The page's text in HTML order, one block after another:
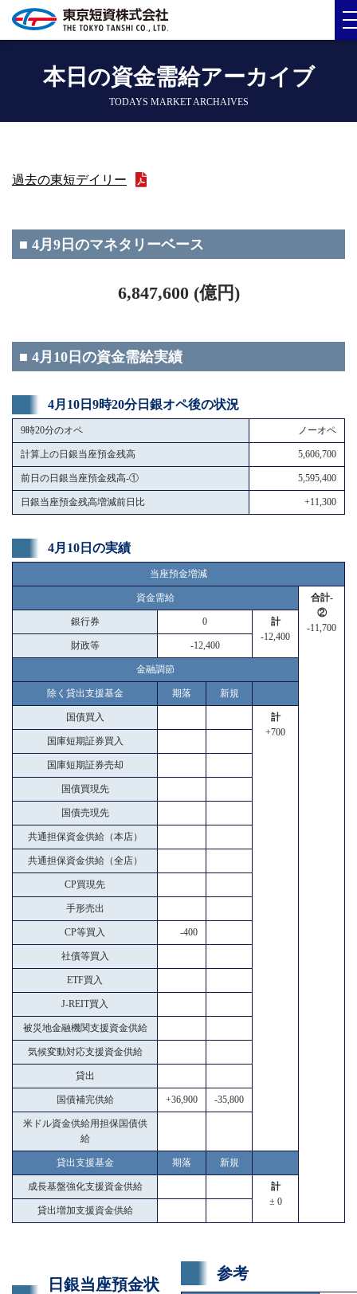
本日の資金需給アーカイブ
TODAYS MARKET ARCHAIVES
過去の東短デイリー
■ 4月9日のマネタリーベース
6,847,600 (億円)
■ 4月10日の資金需給実績
4月10日9時20分日銀オペ後の状況
9時20分のオペ ノーオペ
計算上の日銀当座預金残高 5,606,700
前日の日銀当座預金残高-① 5,595,400
日銀当座預金残高増減前日比 +11,300
4月10日の実績
当座預金増減
資金需給
合計-
②
-11,700
銀行券 0
計
-12,400
財政等 -12,400
金融調節
除く貸出支援基金 期落 新規
国債買入
計
+700
国庫短期証券買入
国庫短期証券売却
国債買現先
国債売現先
共通担保資金供給（本店）
共通担保資金供給（全店）
CP買現先
手形売出
CP等買入 -400
社債等買入
ETF買入
J-REIT買入
被災地金融機関支援資金供給
気候変動対応支援資金供給
貸出
国債補完供給 +36,900 -35,800
米ドル資金供給用担保国債供
給
貸出支援基金 期落 新規
成長基盤強化支援資金供給
計
± 0
貸出増加支援資金供給
日銀当座預金状
参考